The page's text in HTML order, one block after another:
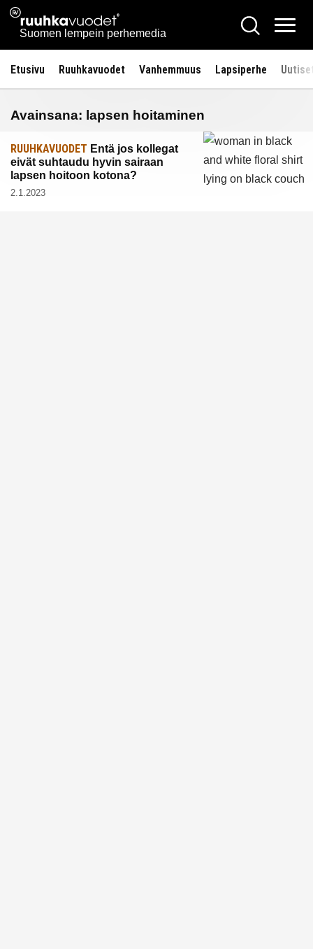
Siirry
sisältöön
Ruuhkavuodet.fi
Suomen lempein perhemedia
Hae
Etusivu Ruuhkavuodet Vanhemmuus Lapsiperhe
Avainsana: lapsen hoitaminen
RUUHKAVUODET Entä jos kollegat
eivät suhtaudu hyvin sairaan
lapsen hoitoon kotona?
2.1.2023